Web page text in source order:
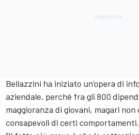
Bellazzini ha iniziato un’opera di
aziendale, perché fra gli 800
maggioranza di giovani, magari
consapevoli di certi